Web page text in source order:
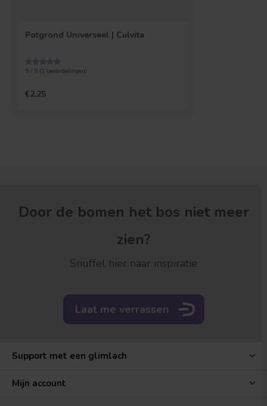
Potgrond Universeel | Culvita
5 / 5 (1 beoordelingen)
€2,25
Door de bomen het bos niet meer
zien?
Snuffel hier naar inspiratie
Laat me verrassen
Support met een glimlach
Mijn account